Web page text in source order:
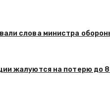
слова министра
жалуются на потерю до